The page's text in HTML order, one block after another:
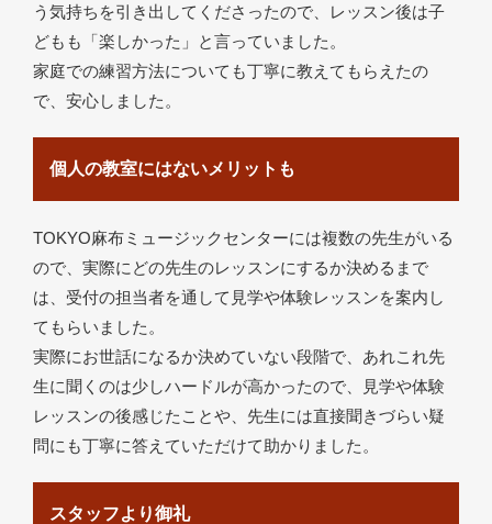
う気持ちを引き出してくださったので、レッスン後は子
どもも「楽しかった」と言っていました。
家庭での練習方法についても丁寧に教えてもらえたの
で、安心しました。
個人の教室にはないメリットも
TOKYO麻布ミュージックセンターには複数の先生がいる
ので、実際にどの先生のレッスンにするか決めるまで
は、受付の担当者を通して見学や体験レッスンを案内し
てもらいました。
実際にお世話になるか決めていない段階で、あれこれ先
生に聞くのは少しハードルが高かったので、見学や体験
レッスンの後感じたことや、先生には直接聞きづらい疑
問にも丁寧に答えていただけて助かりました。
スタッフより御礼